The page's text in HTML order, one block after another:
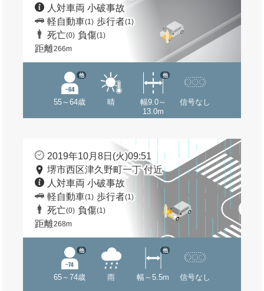
人対車両 小破事故
軽自動車(1) 歩行者(1)
死亡(0) 負傷(1)
距離266m
55～64歳
他
晴
幅9.0～
13.0m
他
信号なし
2019年10月8日(火)09:51
堺市西区津久野町一丁 付近
人対車両 小破事故
軽自動車(1) 歩行者(1)
死亡(0) 負傷(1)
距離268m
65～74歳
他
雨 幅～5.5m
他
信号なし